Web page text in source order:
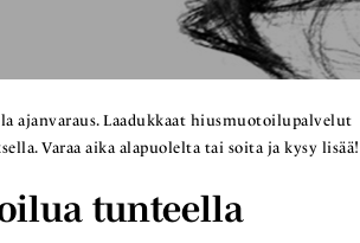
ajanvaraus. Laadukkaat hiusmuotoilupalvelut
Varaa aika alapuolelta tai soita ja kysy lisää!
tunteella